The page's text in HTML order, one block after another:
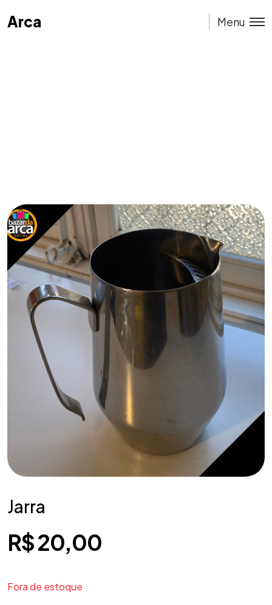
Arca
Arca Menu
Jarra
R$20,00
Fora de estoque